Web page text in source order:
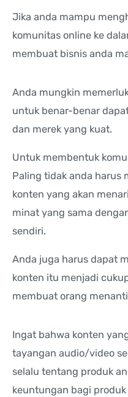
Jika anda mampu
komunitas online ke
membuat bisnis anda
Anda mungkin
untuk benar-benar
dan merek yang kuat.
Untuk membentuk
Paling tidak anda harus
konten yang akan
minat yang sama
sendiri.
Anda juga harus dapat
konten itu menjadi
membuat orang
Ingat bahwa konten
tayangan audio/video
selalu tentang produk
keuntungan bagi